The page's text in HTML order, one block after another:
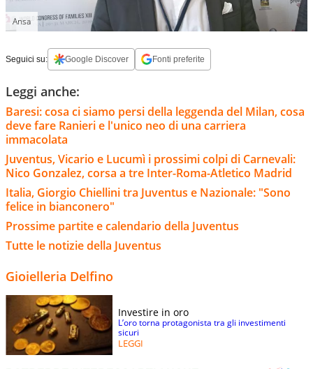
Ansa
Seguici su: Google Discover Fonti preferite
Leggi anche:
Baresi: cosa ci siamo persi della leggenda del Milan, cosa
deve fare Ranieri e l'unico neo di una carriera
immacolata
Juventus, Vicario e Lucumì i prossimi colpi di Carnevali:
Nico Gonzalez, corsa a tre Inter-Roma-Atletico Madrid
Italia, Giorgio Chiellini tra Juventus e Nazionale: "Sono
felice in bianconero"
Prossime partite e calendario della Juventus
Tutte le notizie della Juventus
Gioielleria Delfino
Investire in oro
L’oro torna protagonista tra gli investimenti
sicuri
LEGGI